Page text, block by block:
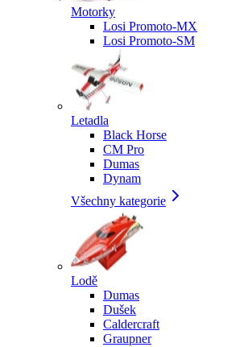
Motorky
Losi Promoto-MX
Losi Promoto-SM
Letadla
Black Horse
CM Pro
Dumas
Dynam
Všechny kategorie
Lodě
Dumas
Dušek
Caldercraft
Graupner